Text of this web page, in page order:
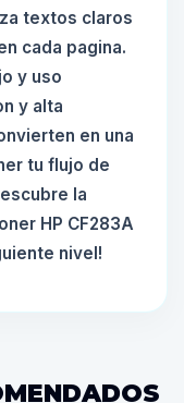
textos claros
cada pagina.
y uso
y alta
en una
tu flujo de
la
HP CF283A
nivel!